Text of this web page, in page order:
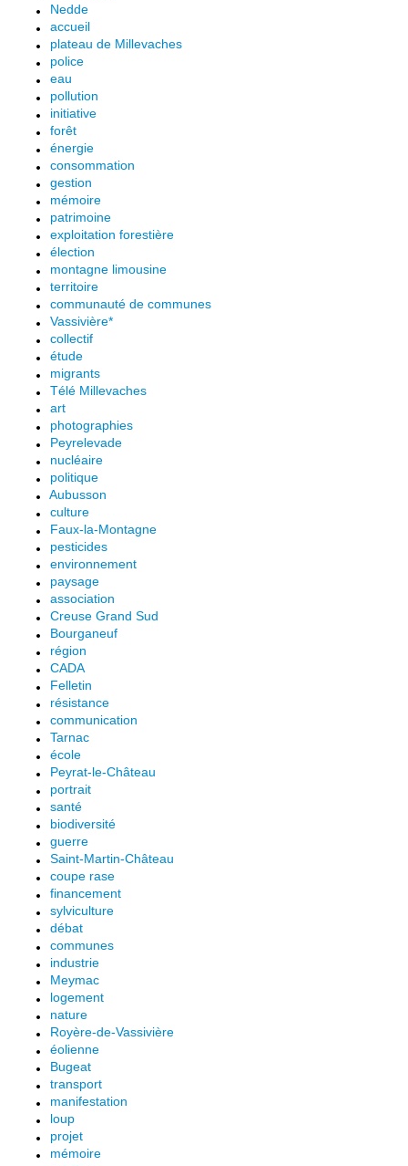
Nedde
accueil
plateau de Millevaches
police
eau
pollution
initiative
forêt
énergie
consommation
gestion
mémoire
patrimoine
exploitation forestière
élection
montagne limousine
territoire
communauté de communes
Vassivière*
collectif
étude
migrants
Télé Millevaches
art
photographies
Peyrelevade
nucléaire
politique
Aubusson
culture
Faux-la-Montagne
pesticides
environnement
paysage
association
Creuse Grand Sud
Bourganeuf
région
CADA
Felletin
résistance
communication
Tarnac
école
Peyrat-le-Château
portrait
santé
biodiversité
guerre
Saint-Martin-Château
coupe rase
financement
sylviculture
débat
communes
industrie
Meymac
logement
nature
Royère-de-Vassivière
éolienne
Bugeat
transport
manifestation
loup
projet
mémoire